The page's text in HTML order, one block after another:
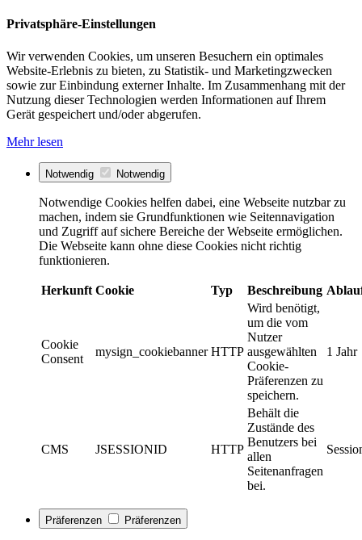
Privatsphäre-Einstellungen
Wir verwenden Cookies, um unseren Besuchern ein optimales
Website-Erlebnis zu bieten, zu Statistik- und Marketingzwecken
sowie zur Einbindung externer Inhalte. Im Zusammenhang mit der
Nutzung dieser Technologien werden Informationen auf Ihrem
Gerät gespeichert und/oder abgerufen.
Mehr lesen
Notwendig Notwendig
Notwendige Cookies helfen dabei, eine Webseite nutzbar zu
machen, indem sie Grundfunktionen wie Seitennavigation
und Zugriff auf sichere Bereiche der Webseite ermöglichen.
Die Webseite kann ohne diese Cookies nicht richtig
funktionieren.
Herkunft Cookie Typ Beschreibung
Cookie
Consent
mysign_cookiebanner HTTP
Wird benötigt,
um die vom
Nutzer
ausgewählten
Cookie-
Präferenzen zu
speichern.
1 Jahr
CMS JSESSIONID HTTP
Behält die
Zustände des
Benutzers bei
allen
Seitenanfragen
bei.
Präferenzen Präferenzen